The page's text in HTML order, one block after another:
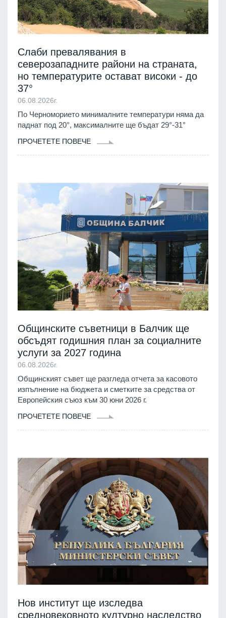
Слаби превалявания в
северозападните райони на страната,
но температурите остават високи - до
37°
06.08.2026г.
По Черноморието минималните температури няма да
паднат под 20°, максималните ще бъдат 29°-31°
ПРОЧЕТЕТЕ ПОВЕЧЕ
Общинските съветници в Балчик ще
обсъдят годишния план за социалните
услуги за 2027 година
06.08.2026г.
Общинският съвет ще разгледа отчета за касовото
изпълнение на бюджета и сметките за средства от
Европейския съюз към 30 юни 2026 г.
ПРОЧЕТЕТЕ ПОВЕЧЕ
Нов институт ще изследва
средновековното културно наследство